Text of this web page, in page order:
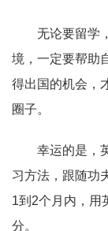
无论要留学
境，一定要帮助
得出国的机会，
圈子。
幸运的是，
习方法，跟随功
1到2个月内，用
分。